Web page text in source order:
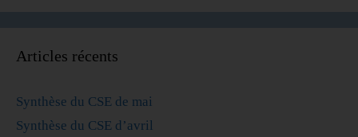
Articles récents
Synthèse du CSE de mai
Synthèse du CSE d’avril